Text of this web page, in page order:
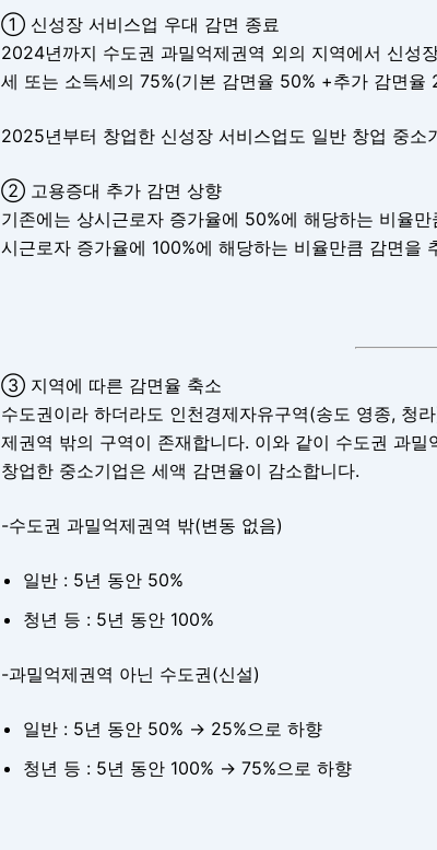
① 신성장 서비스업 우대 감면 종료
2024년까지 수도권 과밀억제권역 외의 지역에서 신성
세 또는 소득세의 75%(기본 감면율 50% +추가 감면율
2025년부터 창업한 신성장 서비스업도 일반 창업 중소
② 고용증대 추가 감면 상향
기존에는 상시근로자 증가율에 50%에 해당하는 비율
시근로자 증가율에 100%에 해당하는 비율만큼 감면을
③ 지역에 따른 감면율 축소
수도권이라 하더라도 인천경제자유구역(송도 영종, 청
제권역 밖의 구역이 존재합니다. 이와 같이 수도권 과
창업한 중소기업은 세액 감면율이 감소합니다.
-수도권 과밀억제권역 밖(변동 없음)
일반 : 5년 동안 50%
청년 등 : 5년 동안 100%
-과밀억제권역 아닌 수도권(신설)
일반 : 5년 동안 50% → 25%으로 하향
청년 등 : 5년 동안 100% → 75%으로 하향